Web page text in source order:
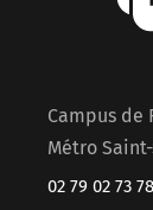
Campus de
Métro
02 79 02 73 78